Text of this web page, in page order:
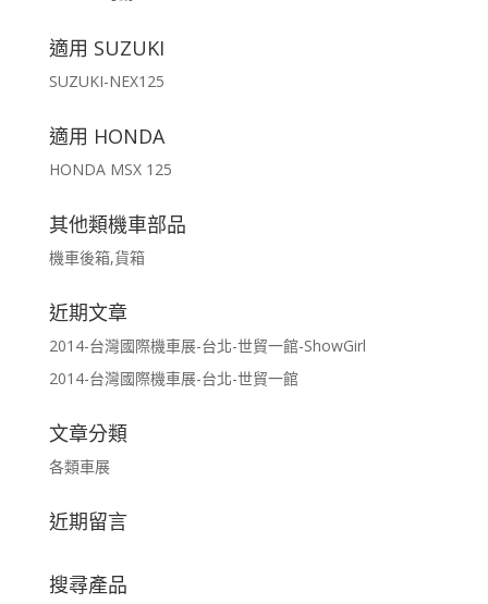
適用 SUZUKI
SUZUKI-NEX125
適用 HONDA
HONDA MSX 125
其他類機車部品
機車後箱,貨箱
近期文章
2014-台灣國際機車展-台北-世貿一館-ShowGirl
2014-台灣國際機車展-台北-世貿一館
文章分類
各類車展
近期留言
搜尋產品